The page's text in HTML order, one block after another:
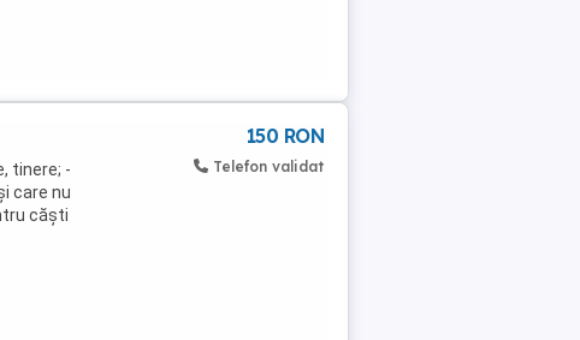
tinere; -
care nu
căști
150 RON
Telefon validat